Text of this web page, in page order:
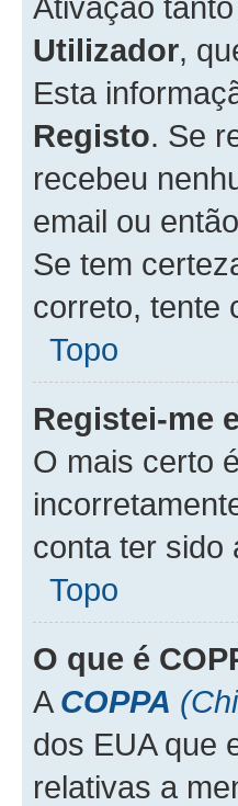
Utilizador,
Esta
Registo. Se
recebeu
email ou
Se tem
correto, tente
Topo
Registei-me
O mais certo
conta ter sido
Topo
O que é
A COPPA
dos EUA que
relativas a